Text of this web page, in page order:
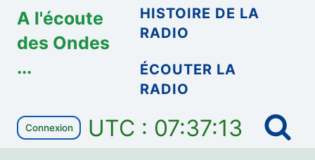
A l'écoute
des Ondes
...
HISTOIRE DE LA
RADIO
ÉCOUTER LA
RADIO
Connexion UTC : 07:37:14